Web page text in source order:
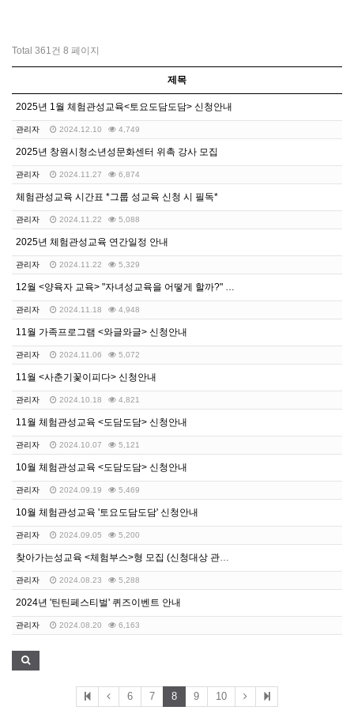
Total 361건 8 페이지
제목
2025년 1월 체험관성교육<토요도담도담> 신청안내
관리자 2024.12.10 4,749
2025년 창원시청소년성문화센터 위촉 강사 모집
관리자 2024.11.27 6,874
체험관성교육 시간표 *그룹 성교육 신청 시 필독*
관리자 2024.11.22 5,088
2025년 체험관성교육 연간일정 안내
관리자 2024.11.22 5,329
12월 <양육자 교육> "자녀성교육을 어떻게 할까?" …
관리자 2024.11.18 4,948
11월 가족프로그램 <와글와글> 신청안내
관리자 2024.11.06 5,072
11월 <사춘기꽃이피다> 신청안내
관리자 2024.10.18 4,821
11월 체험관성교육 <도담도담> 신청안내
관리자 2024.10.07 5,121
10월 체험관성교육 <도담도담> 신청안내
관리자 2024.09.19 5,469
10월 체험관성교육 '토요도담도담' 신청안내
관리자 2024.09.05 5,200
찾아가는성교육 <체험부스>형 모집 (신청대상 관내 학교…
관리자 2024.08.23 5,288
2024년 '틴틴페스티벌' 퀴즈이벤트 안내
관리자 2024.08.20 6,163
6 7 8 9 10